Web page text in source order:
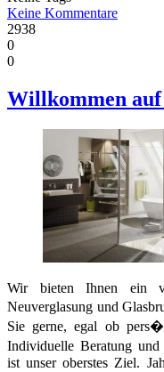
Keine Kommentare
2938
0
0
Willkommen auf
Wir bieten Ihnen ein
Neuverglasung und
Sie gerne, egal ob
Individuelle Beratung
ist unser oberstes Ziel.